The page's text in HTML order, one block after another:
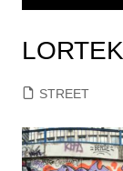
STREET